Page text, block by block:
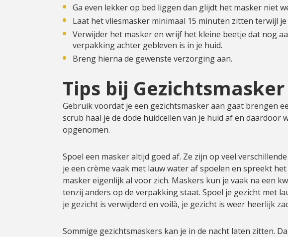
Ga even lekker op bed liggen dan glijdt het masker niet
Laat het vliesmasker minimaal 15 minuten zitten terwijl je
Verwijder het masker en wrijf het kleine beetje dat nog
verpakking achter gebleven is in je huid.
Breng hierna de gewenste verzorging aan.
Tips bij Gezichtsmasker
Gebruik voordat je een gezichtsmasker aan gaat brengen
scrub haal je de dode huidcellen van je huid af en daardoor
opgenomen.
Spoel een masker altijd goed af. Ze zijn op veel
je een crème vaak met lauw water af spoelen en spreekt
masker eigenlijk al voor zich. Maskers kun je vaak na een
tenzij anders op de verpakking staat. Spoel je gezicht met
je gezicht is verwijderd en voilà, je gezicht is weer heerlijk
Sommige gezichtsmaskers kan je in de nacht laten zitten.